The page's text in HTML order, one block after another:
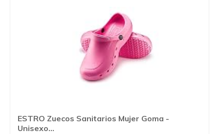
ESTRO Zuecos Sanitarios Mujer Goma -
Unisexo...